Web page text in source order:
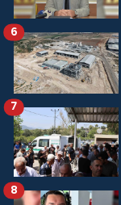
6
7
8